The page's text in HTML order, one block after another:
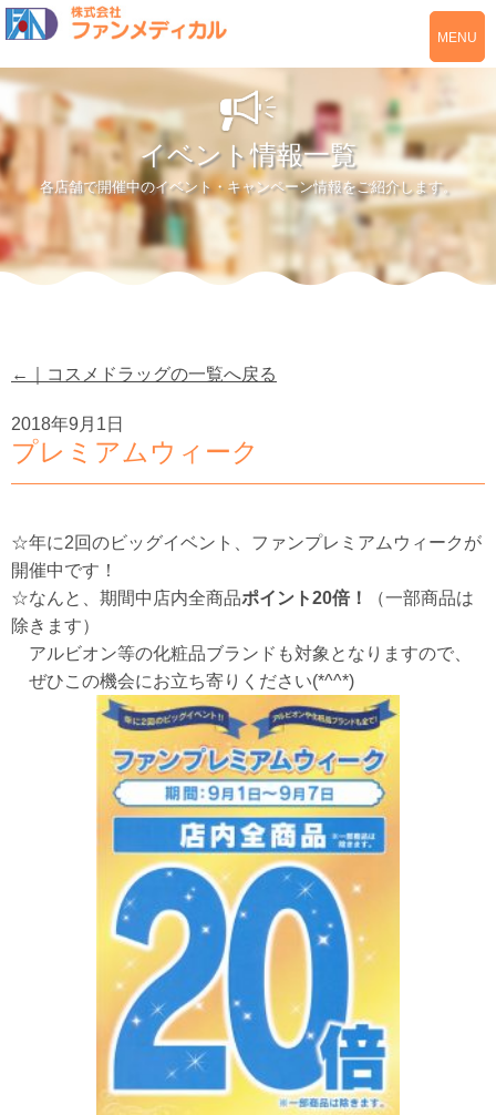
MENU
イベント情報一覧
各店舗で開催中のイベント・キャンペーン情報をご紹介します。
←｜コスメドラッグの一覧へ戻る
2018年9月1日
プレミアムウィーク
☆年に2回のビッグイベント、ファンプレミアムウィークが
開催中です！
☆なんと、期間中店内全商品ポイント20倍！
（一部商品は
除きます）
アルビオン等の化粧品ブランドも対象となりますので、
ぜひこの機会にお立ち寄りください(*^^*)